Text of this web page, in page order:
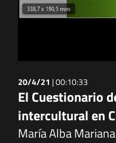
20/4/21 |00:10:33
El Cuestionario
intercultural en
María Alba